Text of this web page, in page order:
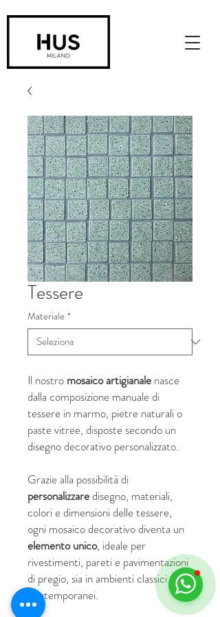
Tessere
Materiale *
Il nostro mosaico artigianale nasce
dalla composizione manuale di
tessere in marmo, pietre naturali o
paste vitree, disposte secondo un
disegno decorativo personalizzato.
Grazie alla possibilità di
personalizzaredisegno, materiali,
colori e dimensioni delle tessere,
ogni mosaico decorativo diventa un
elemento unico, ideale per
rivestimenti, pareti e pavimentazioni
di pregio, sia in ambienti classici che
contemporanei.